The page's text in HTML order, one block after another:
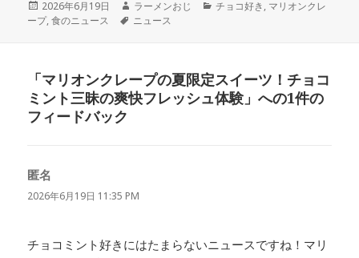
投
稿
2026年6月19日
作
成
ラーメンおじ
カ
チョコ好き, マリオンクレ
ープ,食のニュース
タ
ニュース
「マリオンクレープの夏限定スイーツ！チョコ
ミント三昧の爽快フレッシュ体験」への1件の
フィードバック
匿名
り:
2026年6月19日 11:35 PM
チョコミント好きにはたまらないニュースですね！マリ